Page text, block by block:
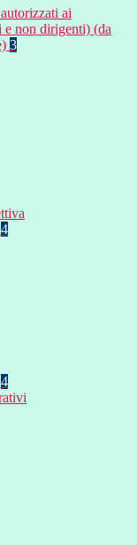
ai
non dirigenti) (da
3
4
4